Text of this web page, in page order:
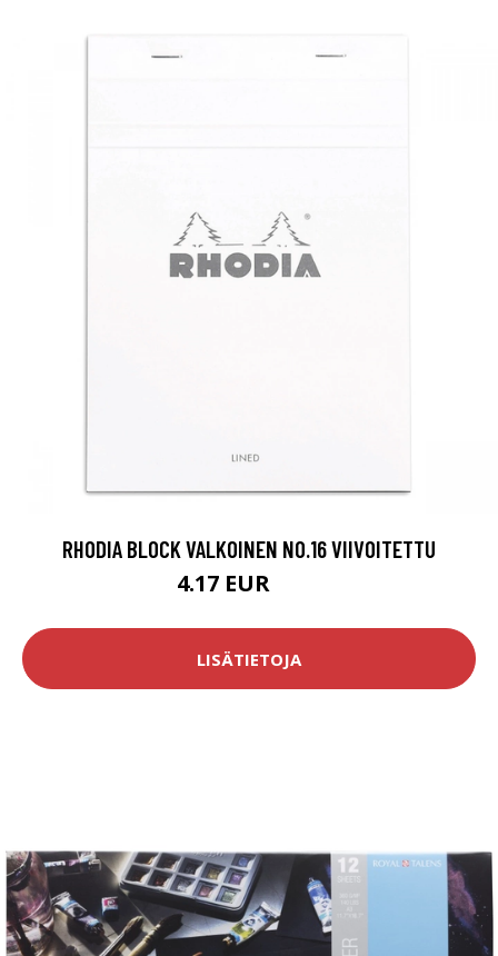
RHODIA BLOCK VALKOINEN NO.16 VIIVOITETTU
4.17 EUR
LISÄTIETOJA